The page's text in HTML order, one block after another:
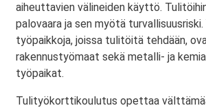
aiheuttavien välineiden käyttö.
palovaara ja sen myötä turvallisuusriski.
työpaikkoja, joissa tulitöitä tehdään,
rakennustyömaat sekä metalli- ja
työpaikat.
Tulityökorttikoulutus opettaa